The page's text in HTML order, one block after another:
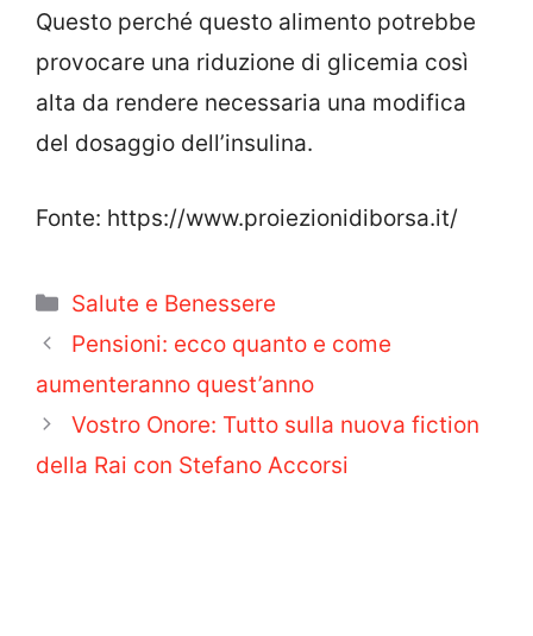
Questo perché questo alimento potrebbe
provocare una riduzione di glicemia così
alta da rendere necessaria una modifica
del dosaggio dell’insulina.
Fonte: https://www.proiezionidiborsa.it/
Categorie
Salute e Benessere
Pensioni: ecco quanto e come
aumenteranno quest’anno
Vostro Onore: Tutto sulla nuova fiction
della Rai con Stefano Accorsi